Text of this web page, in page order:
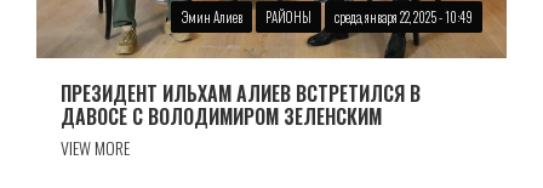
Эмин Алиев РАЙОНЫ среда, января 22, 2025 - 10:49
ПРЕЗИДЕНТ ИЛЬХАМ АЛИЕВ ВСТРЕТИЛСЯ В
ДАВОСЕ C ВОЛОДИМИРОМ ЗЕЛЕНСКИМ
VIEW MORE